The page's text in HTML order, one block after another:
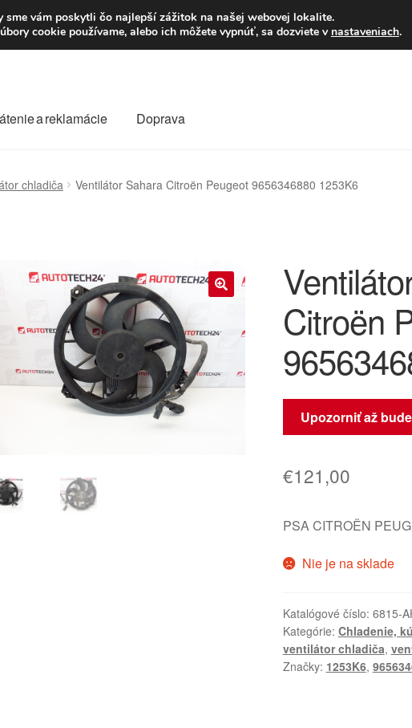
Po–Pi 09:00–16:00 233
a reklamácie Doprava
chladiča Ventilátor Sahara Citroën Peugeot 9656346880 1253K6
Citroën
Upozorniť až
€121,00
PSA CITROËN
Nie je na sklade
Katalógové číslo: 6815-
Kategórie: Chladenie,
ventilátor chladiča,
Značky: 1253K6,
sme vám poskytli čo najlepší zážitok na našej webovej lokalite.
cookie používame, alebo ich môžete vypnúť, sa dozviete v nastaveniach.